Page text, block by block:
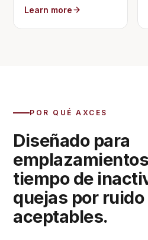
dimensionados para la
Learn more
POR QUÉ AXCES
Diseñado para
tiempo de
quejas por ruido
aceptables.